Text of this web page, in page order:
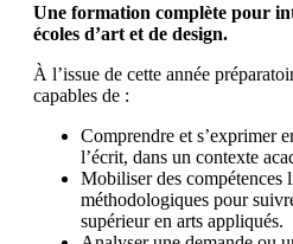
Une formation complète pour
écoles d’art et de design.
À l’issue de cette année
capables de :
Comprendre et s’exprimer
l’écrit, dans un contexte
Mobiliser des compétences
méthodologiques pour
supérieur en arts appliqués.